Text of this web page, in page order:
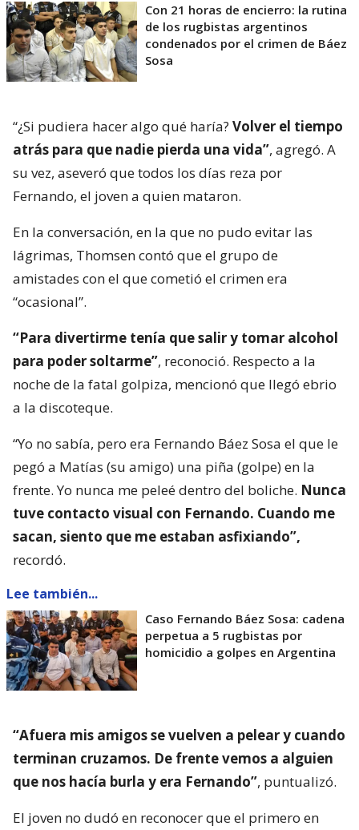
Con 21 horas de encierro: la rutina
de los rugbistas argentinos
condenados por el crimen de Báez
Sosa
“¿Si pudiera hacer algo qué haría? Volver el tiempo
atrás para que nadie pierda una vida”, agregó. A
su vez, aseveró que todos los días reza por
Fernando, el joven a quien mataron.
En la conversación, en la que no pudo evitar las
lágrimas, Thomsen contó que el grupo de
amistades con el que cometió el crimen era
“ocasional”.
“Para divertirme tenía que salir y tomar alcohol
para poder soltarme”, reconoció. Respecto a la
noche de la fatal golpiza, mencionó que llegó ebrio
a la discoteque.
“Yo no sabía, pero era Fernando Báez Sosa el que le
pegó a Matías (su amigo) una piña (golpe) en la
frente. Yo nunca me peleé dentro del boliche. Nunca
tuve contacto visual con Fernando. Cuando me
sacan, siento que me estaban asfixiando”,
recordó.
Lee también...
Caso Fernando Báez Sosa: cadena
perpetua a 5 rugbistas por
homicidio a golpes en Argentina
“Afuera mis amigos se vuelven a pelear y cuando
terminan cruzamos. De frente vemos a alguien
que nos hacía burla y era Fernando”, puntualizó.
El joven no dudó en reconocer que el primero en